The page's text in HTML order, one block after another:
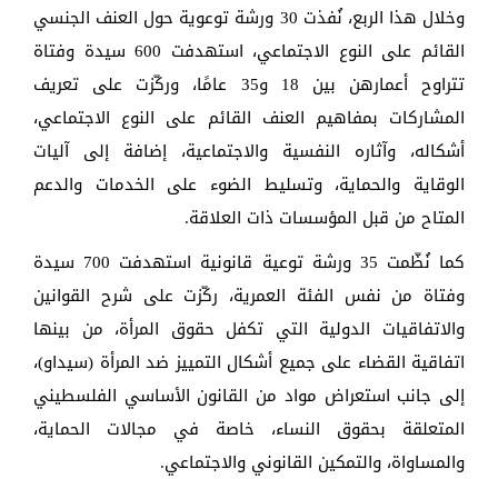
وخلال هذا الربع، نُفذت 30 ورشة توعوية حول العنف الجنسي
القائم على النوع الاجتماعي، استهدفت 600 سيدة وفتاة
تتراوح أعمارهن بين 18 و35 عامًا، وركّزت على تعريف
المشاركات بمفاهيم العنف القائم على النوع الاجتماعي،
أشكاله، وآثاره النفسية والاجتماعية، إضافة إلى آليات
الوقاية والحماية، وتسليط الضوء على الخدمات والدعم
المتاح من قبل المؤسسات ذات العلاقة.
كما نُظّمت 35 ورشة توعية قانونية استهدفت 700 سيدة
وفتاة من نفس الفئة العمرية، ركّزت على شرح القوانين
والاتفاقيات الدولية التي تكفل حقوق المرأة، من بينها
اتفاقية القضاء على جميع أشكال التمييز ضد المرأة (سيداو)،
إلى جانب استعراض مواد من القانون الأساسي الفلسطيني
المتعلقة بحقوق النساء، خاصة في مجالات الحماية،
والمساواة، والتمكين القانوني والاجتماعي.